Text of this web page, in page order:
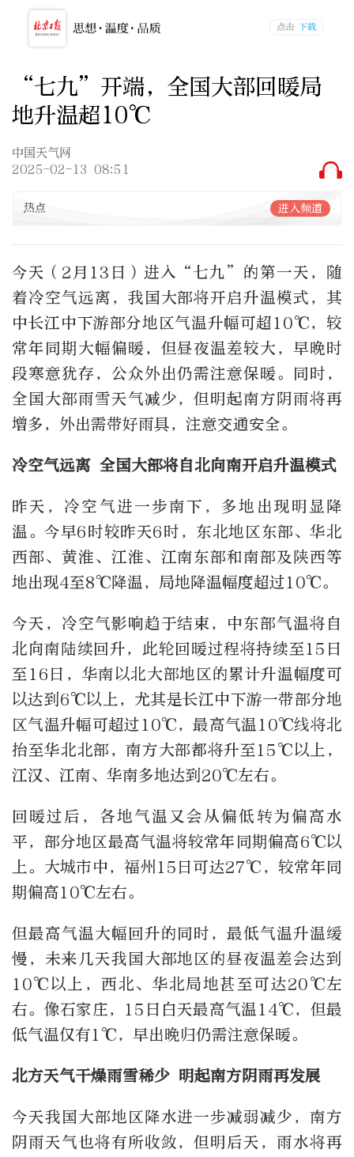
“七九”开端，全国大部回暖局
地升温超10℃
中国天气网
2025-02-13 08:51
热点 进入频道
今天（2月13日）进入“七九”的第一天，随
着冷空气远离，我国大部将开启升温模式，其
中长江中下游部分地区气温升幅可超10℃，较
常年同期大幅偏暖，但昼夜温差较大，早晚时
段寒意犹存，公众外出仍需注意保暖。同时，
全国大部雨雪天气减少，但明起南方阴雨将再
增多，外出需带好雨具，注意交通安全。
冷空气远离 全国大部将自北向南开启升温模式
昨天，冷空气进一步南下，多地出现明显降
温。今早6时较昨天6时，东北地区东部、华北
西部、黄淮、江淮、江南东部和南部及陕西等
地出现4至8℃降温，局地降温幅度超过10℃。
今天，冷空气影响趋于结束，中东部气温将自
北向南陆续回升，此轮回暖过程将持续至15日
至16日，华南以北大部地区的累计升温幅度可
以达到6℃以上，尤其是长江中下游一带部分地
区气温升幅可超过10℃，最高气温10℃线将北
抬至华北北部，南方大部都将升至15℃以上，
江汉、江南、华南多地达到20℃左右。
回暖过后，各地气温又会从偏低转为偏高水
平，部分地区最高气温将较常年同期偏高6℃以
上。大城市中，福州15日可达27℃，较常年同
期偏高10℃左右。
但最高气温大幅回升的同时，最低气温升温缓
慢，未来几天我国大部地区的昼夜温差会达到
10℃以上，西北、华北局地甚至可达20℃左
右。像石家庄，15日白天最高气温14℃，但最
低气温仅有1℃，早出晚归仍需注意保暖。
北方天气干燥雨雪稀少 明起南方阴雨再发展
今天我国大部地区降水进一步减弱减少，南方
阴雨天气也将有所收敛，但明后天，雨水将再